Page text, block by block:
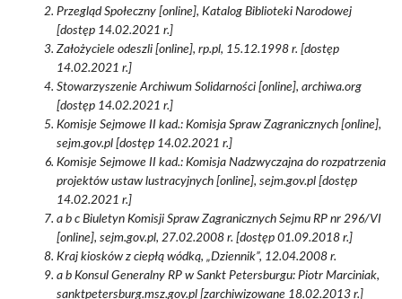
Przegląd Społeczny [online], Katalog Biblioteki Narodowej
[dostęp 14.02.2021 r.]
Założyciele odeszli [online], rp.pl, 15.12.1998 r. [dostęp
14.02.2021 r.]
Stowarzyszenie Archiwum Solidarności [online], archiwa.org
[dostęp 14.02.2021 r.]
Komisje Sejmowe II kad.: Komisja Spraw Zagranicznych [online],
sejm.gov.pl [dostęp 14.02.2021 r.]
Komisje Sejmowe II kad.: Komisja Nadzwyczajna do rozpatrzenia
projektów ustaw lustracyjnych [online], sejm.gov.pl [dostęp
14.02.2021 r.]
a b c Biuletyn Komisji Spraw Zagranicznych Sejmu RP nr 296/VI
[online], sejm.gov.pl, 27.02.2008 r. [dostęp 01.09.2018 r.]
Kraj kiosków z ciepłą wódką, „Dziennik”, 12.04.2008 r.
a b Konsul Generalny RP w Sankt Petersburgu: Piotr Marciniak,
sanktpetersburg.msz.gov.pl [zarchiwizowane 18.02.2013 r.]